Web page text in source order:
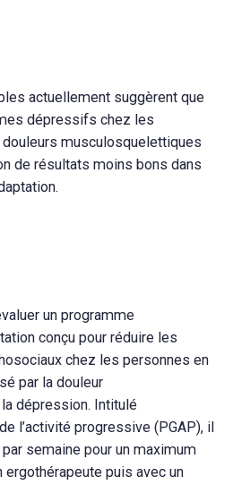
actuellement suggèrent que
dépressifs chez les
musculosquelettiques
de résultats moins bons dans
un programme
conçu pour réduire les
chez les personnes en
par la douleur
dépression. Intitulé
l’activité progressive (PGAP), il
semaine pour un maximum
puis avec un